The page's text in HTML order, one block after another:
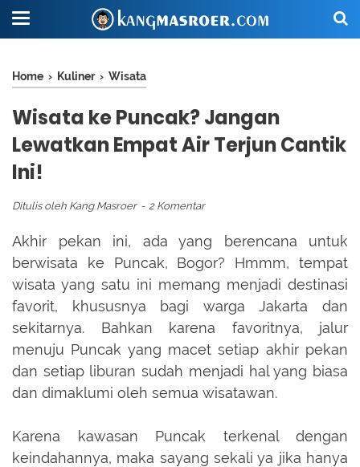
Home › Kuliner › Wisata
Wisata ke Puncak? Jangan
Lewatkan Empat Air Terjun Cantik
Ini!
Ditulis oleh Kang Masroer 2 Komentar
Akhir pekan ini, ada yang berencana untuk
berwisata ke Puncak, Bogor? Hmmm, tempat
wisata yang satu ini memang menjadi destinasi
favorit, khususnya bagi warga Jakarta dan
sekitarnya. Bahkan karena favoritnya, jalur
menuju Puncak yang macet setiap akhir pekan
dan setiap liburan sudah menjadi hal yang biasa
dan dimaklumi oleh semua wisatawan.
Karena kawasan Puncak terkenal dengan
keindahannya, maka sayang sekali ya jika hanya